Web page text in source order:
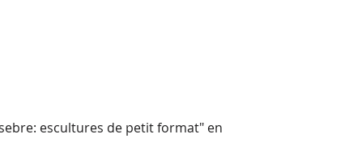
escultures de petit format" en